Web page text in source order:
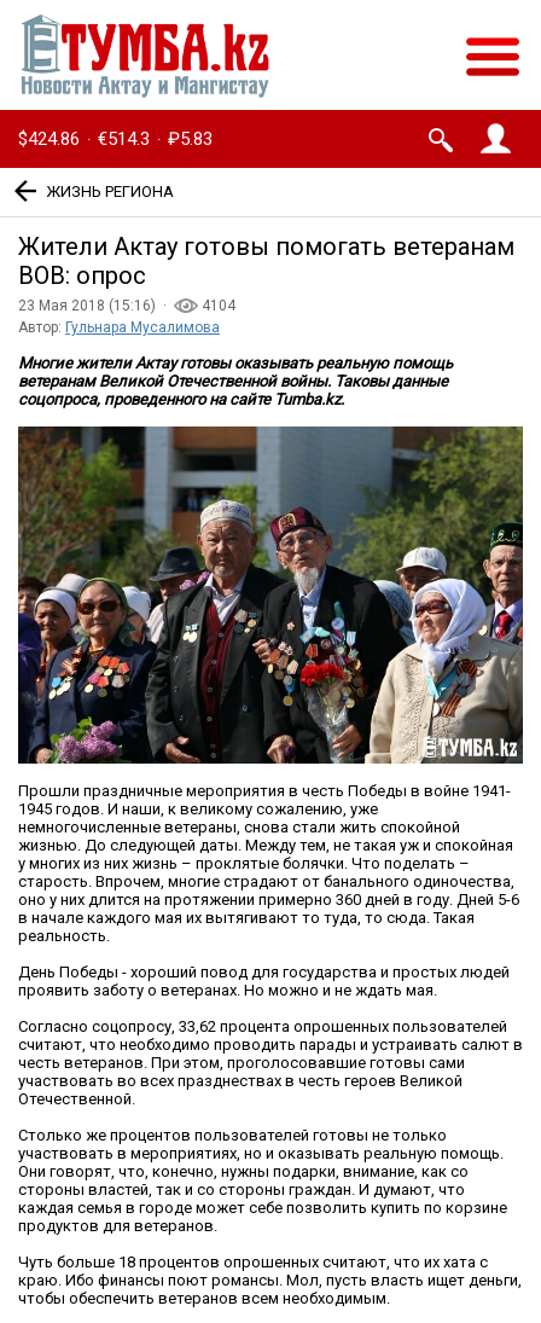
$424.86 · €514.3 · ₽5.83
ЖИЗНЬ РЕГИОНА
Жители Актау готовы помогать ветеранам
ВОВ: опрос
23 Мая 2018 (15:16) ·
4104
Автор: Гульнара Мусалимова
Многие жители Актау готовы оказывать реальную помощь
ветеранам Великой Отечественной войны. Таковы данные
соцопроса, проведенного на сайте Tumba.kz.
Прошли праздничные мероприятия в честь Победы в войне 1941-
1945 годов. И наши, к великому сожалению, уже
немногочисленные ветераны, снова стали жить спокойной
жизнью. До следующей даты. Между тем, не такая уж и спокойная
у многих из них жизнь – проклятые болячки. Что поделать –
старость. Впрочем, многие страдают от банального одиночества,
оно у них длится на протяжении примерно 360 дней в году. Дней 5-6
в начале каждого мая их вытягивают то туда, то сюда. Такая
реальность.
День Победы - хороший повод для государства и простых людей
проявить заботу о ветеранах. Но можно и не ждать мая.
Согласно соцопросу, 33,62 процента опрошенных пользователей
считают, что необходимо проводить парады и устраивать салют в
честь ветеранов. При этом, проголосовавшие готовы сами
участвовать во всех празднествах в честь героев Великой
Отечественной.
Столько же процентов пользователей готовы не только
участвовать в мероприятиях, но и оказывать реальную помощь.
Они говорят, что, конечно, нужны подарки, внимание, как со
стороны властей, так и со стороны граждан. И думают, что
каждая семья в городе может себе позволить купить по корзине
продуктов для ветеранов.
Чуть больше 18 процентов опрошенных считают, что их хата с
краю. Ибо финансы поют романсы. Мол, пусть власть ищет деньги,
чтобы обеспечить ветеранов всем необходимым.